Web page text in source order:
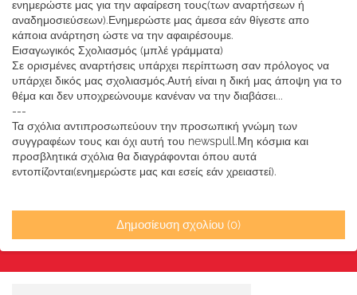
ενημερώστε μας για την αφαίρεση τους(των αναρτήσεων ή
αναδημοσιεύσεων).Ενημερώστε μας άμεσα εάν θίγεστε απο
κάποια ανάρτηση ώστε να την αφαιρέσουμε.
Εισαγωγικός Σχολιασμός (μπλέ γράμματα)
Σε ορισμένες αναρτήσεις υπάρχει περίπτωση σαν πρόλογος να
υπάρχει δικός μας σχολιασμός.Αυτή είναι η δική μας άποψη για το
θέμα και δεν υποχρεώνουμε κανέναν να την διαβάσει...
---
Τα σχόλια αντιπροσωπεύουν την προσωπική γνώμη των
συγγραφέων τους και όχι αυτή του newspull.Μη κόσμια και
προσβλητικά σχόλια θα διαγράφονται όπου αυτά
εντοπίζονται(ενημερώστε μας και εσείς εάν χρειαστεί).
Δημοσίευση σχολίου (0)